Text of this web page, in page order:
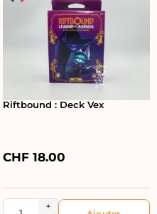
Riftbound : Deck Vex
CHF18.00
+